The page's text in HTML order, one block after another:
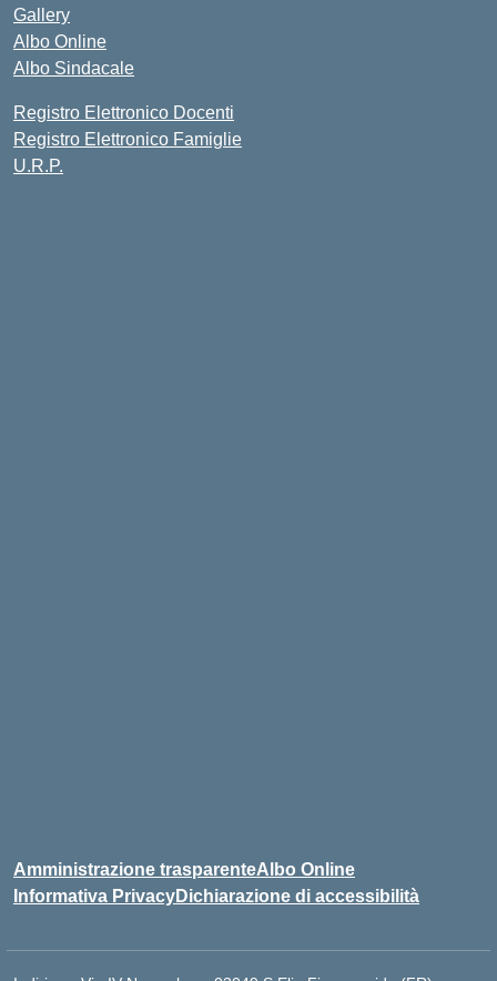
Gallery
Albo Online
Albo Sindacale
Registro Elettronico Docenti
Registro Elettronico Famiglie
U.R.P.
Amministrazione trasparenteAlbo Online
Informativa PrivacyDichiarazione di accessibilità